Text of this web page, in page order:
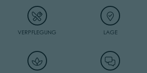
VERPFLEGUNG LAGE